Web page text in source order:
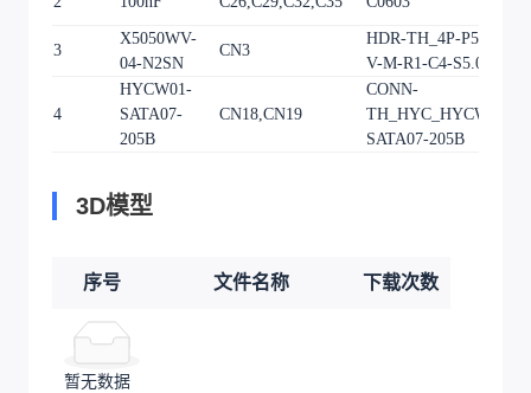
3
X5050WV-
04-N2SN
CN3
HDR-TH_4P-P5.08-
V-M-R1-C4-S5.08
4
HYCW01-
SATA07-
205B
CN18,CN19
CONN-
TH_HYC_HYCW01-
SATA07-205B
3D模型
序号 文件名称 下载次数
暂无数据